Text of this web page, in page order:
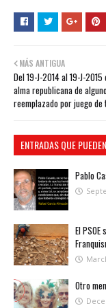
MÁS ANTIGUA
Del 19-J-2014 al 19-J-
alma republicana de
reemplazado por juego
ENTRADAS QUE
Pablo
El
Otro